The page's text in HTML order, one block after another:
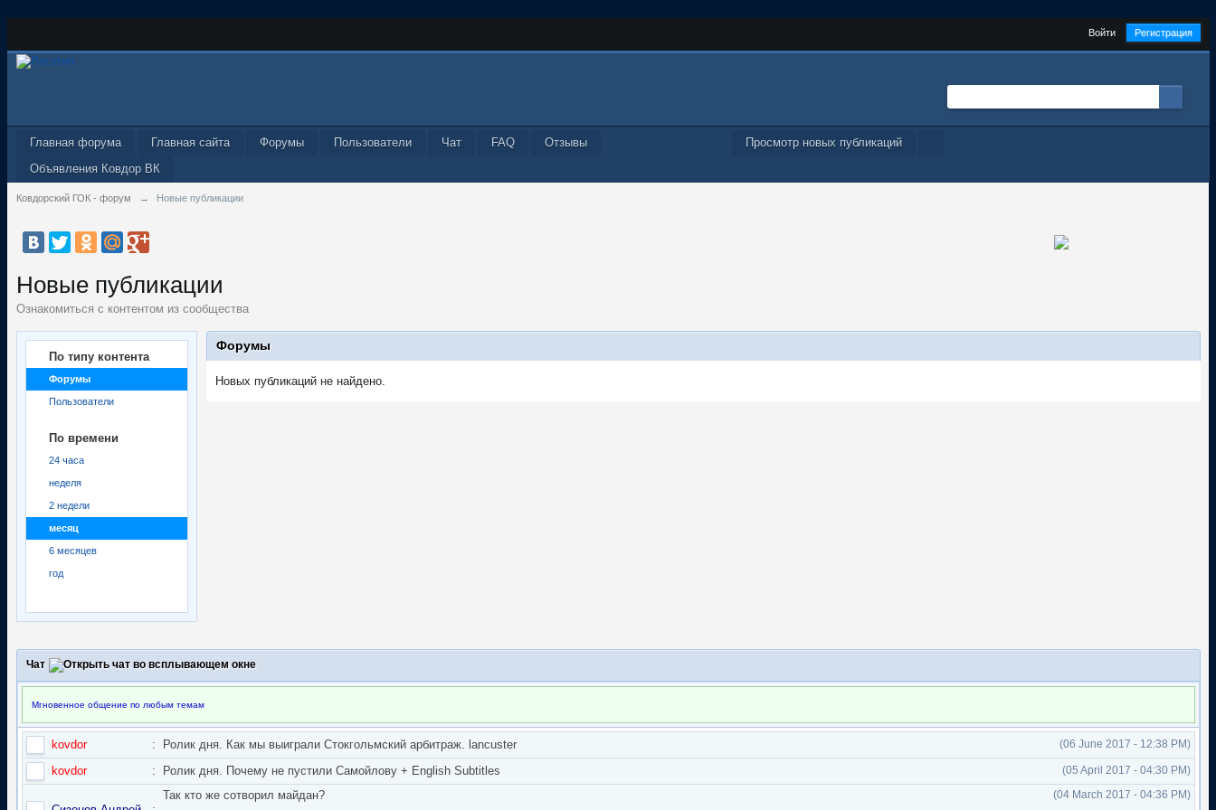
Войти Регистрация
Просмотр новых публикаций
Главная форума Главная сайта Форумы Пользователи Чат FAQ
Отзывы
Объявления Ковдор ВК
Ковдорский ГОК - форум → Новые публикации
Новые публикации
Ознакомиться с контентом из сообщества
По типу контента
Форумы
Пользователи
По времени
24 часа
неделя
2 недели
месяц
6 месяцев
год
Форумы
Новых публикаций не найдено.
Чат
Мгновенное общение по любым темам
kovdor : (06 June 2017 - 12:38 PM)
Ролик дня. Как мы выиграли Стокгольмский арбитраж. lancuster
kovdor
: (05 April 2017 - 04:30 PM)
Ролик дня. Почему не пустили Самойлову + English Subtitles
(04 March 2017 - 04:36 PM)
Так кто же сотворил майдан?